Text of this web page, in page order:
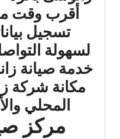
أقرب وقت
تسجيل
لسهولة
خدمة صيانة
مكانة شركة
المحلي
مركز